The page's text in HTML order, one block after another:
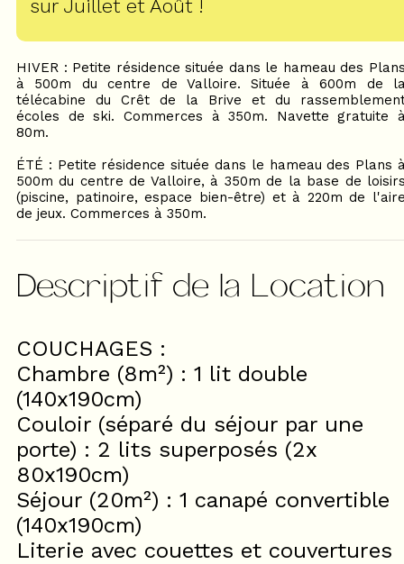
sur Juillet et Août !
HIVER : Petite résidence située dans le hameau des
à 500m du centre de Valloire. Située à 600m de
télécabine du Crêt de la Brive et du
écoles de ski. Commerces à 350m. Navette gratuite
80m.
ÉTÉ : Petite résidence située dans le hameau des Plans
500m du centre de Valloire, à 350m de la base de
(piscine, patinoire, espace bien-être) et à 220m de
de jeux. Commerces à 350m.
Descriptif de la Location
COUCHAGES :
Chambre (8m²) : 1 lit double
(140x190cm)
Couloir (séparé du séjour par une
porte) : 2 lits superposés (2x
80x190cm)
Séjour (20m²) : 1 canapé convertible
(140x190cm)
Literie avec couettes et couvertures